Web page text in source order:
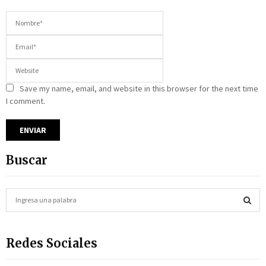
Save my name, email, and website in this browser for the next time
I comment.
Buscar
c
Redes Sociales